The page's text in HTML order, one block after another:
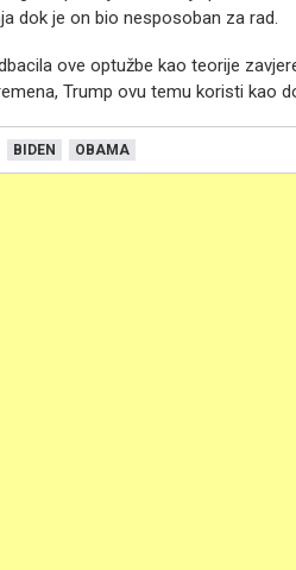
dok je on bio nesposoban za rad.
ove optužbe kao teorije
Trump ovu temu koristi kao
BIDEN OBAMA